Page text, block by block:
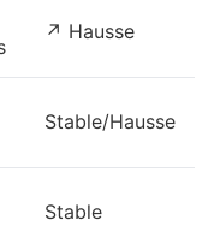
↗ Hausse
Stable/Hausse
Stable